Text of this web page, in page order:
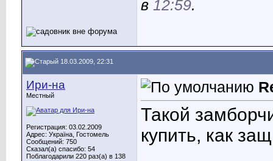
в 12:59.
18.03.2009, 22:31
Ири-на
Местный
Регистрация: 03.02.2009
Адрес: Україна, Гостомель
Сообщений: 750
Сказал(а) спасибо: 54
Поблагодарили 220 раз(а) в 138
Такой
купить, как